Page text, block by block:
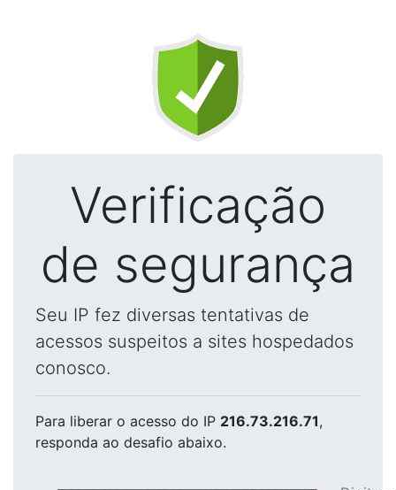
Verificação
de segurança
Seu IP fez diversas tentativas de
acessos suspeitos a sites hospedados
conosco.
Para liberar o acesso do IP 216.73.216.71,
responda ao desafio abaixo.